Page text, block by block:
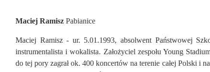
Maciej Ramisz Pabianice
Maciej Ramisz - ur. 5.01.1993, absolwent Państwowej
instrumentalista i wokalista. Założyciel zespołu Young
do tej pory zagrał ok. 400 koncertów na terenie całej Polski i